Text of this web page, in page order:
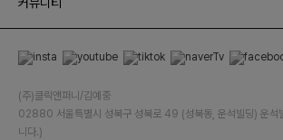
(주)클릭앤퍼니/김예중
02880 서울특별시 성북구 성북로 49 (성북동, 운석빌딩) 운석
니다.)